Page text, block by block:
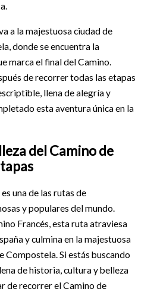
a la majestuosa ciudad de
donde se encuentra la
marca el final del Camino.
de recorrer todas las etapas
llena de alegría y
esta aventura única en la
del Camino de
una de las rutas de
y populares del mundo.
Francés, esta ruta atraviesa
y culmina en la majestuosa
Compostela. Si estás buscando
de historia, cultura y belleza
de recorrer el Camino de